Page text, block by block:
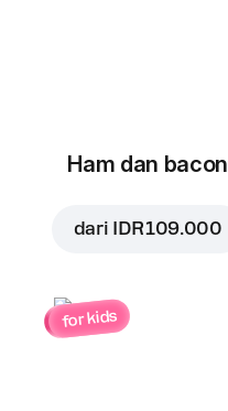
Ham dan bacon
dari IDR 109.000
for kids